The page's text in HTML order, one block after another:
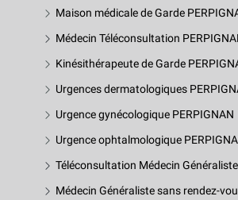
Maison médicale de Garde
Médecin Téléconsultation
Kinésithérapeute de Garde
Urgences dermatologiques
Urgence gynécologique PERPIGNAN
Urgence ophtalmologique
Téléconsultation Médecin
Médecin Généraliste sans rendez-